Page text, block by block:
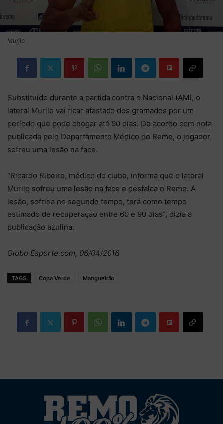
Murilo
Substituído durante a partida contra o Nacional (AM), o
lateral Murilo vai ficar afastado dos gramados por um
período que pode chegar até 90 dias. De acordo com nota
publicada pelo Departamento Médico do Remo, o jogador
sofreu uma lesão na face.
“Ricardo Ribeiro, médico do clube, informa que o lateral
Murilo sofreu uma lesão na face e desfalca o Remo. A
lesão, sofrida no segundo tempo, terá como tempo
estimado de recuperação entre 60 e 90 dias”, dizia a
publicação azulina.
Globo Esporte.com, 06/04/2016
TAGS Copa Verde Mangueirão